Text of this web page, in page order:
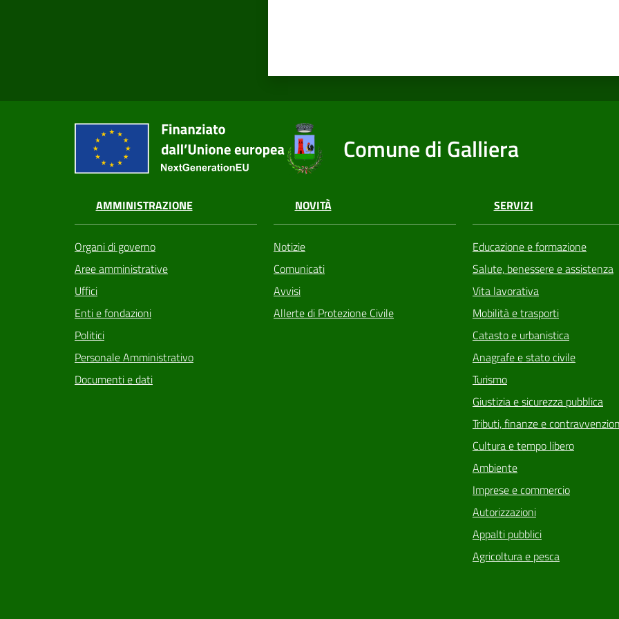
Comune di Galliera
AMMINISTRAZIONE
Organi di governo
Aree amministrative
Uffici
Enti e fondazioni
Politici
Personale Amministrativo
Documenti e dati
NOVITÀ
Notizie
Comunicati
Avvisi
Allerte di Protezione Civile
SERVIZI
Educazione e formazione
Salute, benessere e assistenza
Vita lavorativa
Mobilità e trasporti
Catasto e urbanistica
Anagrafe e stato civile
Turismo
Giustizia e sicurezza pubblica
Tributi, finanze e
Cultura e tempo libero
Ambiente
Imprese e commercio
Autorizzazioni
Appalti pubblici
Agricoltura e pesca